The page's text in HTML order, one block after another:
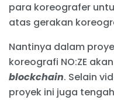
para koreografer
atas gerakan
Nantinya dalam
koreografi NO:ZE
blockchain. Selain
proyek ini juga